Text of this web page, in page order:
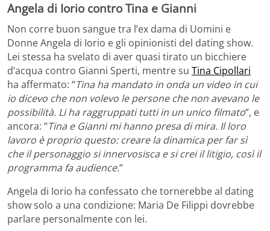
Angela di Iorio contro Tina e Gianni
Non corre buon sangue tra l’ex dama di Uomini e
Donne Angela di Iorio e gli opinionisti del dating show.
Lei stessa ha svelato di aver quasi tirato un bicchiere
d’acqua contro Gianni Sperti, mentre su Tina Cipollari
ha affermato: “Tina ha mandato in onda un video in cui
io dicevo che non volevo le persone che non avevano le
possibilità. Li ha raggruppati tutti in un unico filmato“, e
ancora: “Tina e Gianni mi hanno presa di mira. Il loro
lavoro è proprio questo: creare la dinamica per far sì
che il personaggio si innervosisca e si crei il litigio, così il
programma fa audience.“
Angela di Iorio ha confessato che tornerebbe al dating
show solo a una condizione: Maria De Filippi dovrebbe
parlare personalmente con lei.